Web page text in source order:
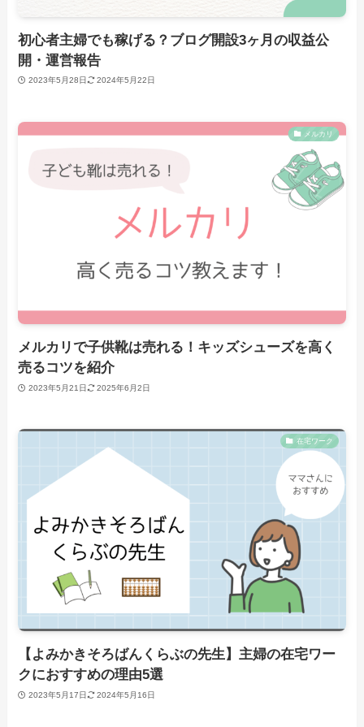
初心者主婦でも稼げる？ブログ開設3ヶ月の収益公
開・運営報告
2023年5月28日 2024年5月22日
メルカリ
メルカリで子供靴は売れる！キッズシューズを高く
売るコツを紹介
2023年5月21日 2025年6月2日
在宅ワーク
【よみかきそろばんくらぶの先生】主婦の在宅ワー
クにおすすめの理由5選
2023年5月17日 2024年5月16日